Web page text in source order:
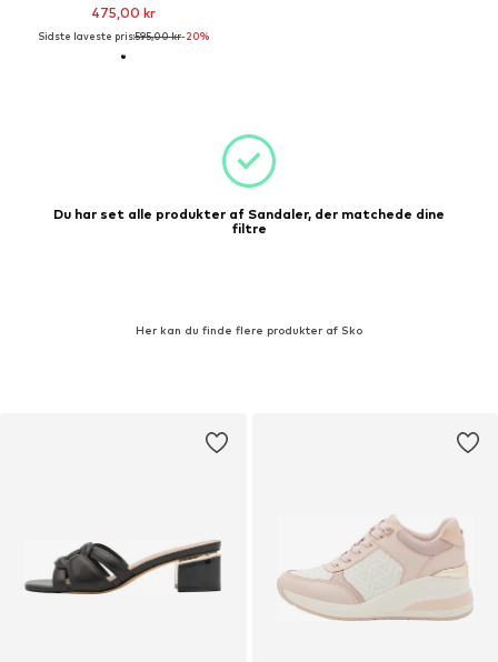
475,00 kr
Sidste laveste pris:595,00 kr-20%
Du har set alle produkter af Sandaler, der matchede dine
filtre
Her kan du finde flere produkter af Sko